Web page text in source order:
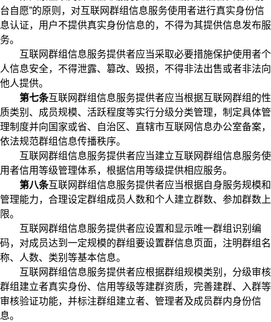
台自愿”的原则，对互联网群组信息服务使用者进行真实身份信
息认证，用户不提供真实身份信息的，不得为其提供信息发布服
务。
互联网群组信息服务提供者应当采取必要措施保护使用者个
人信息安全，不得泄露、篡改、毁损，不得非法出售或者非法向
他人提供。
第七条互联网群组信息服务提供者应当根据互联网群组的性
质类别、成员规模、活跃程度等实行分级分类管理，制定具体管
理制度并向国家或省、自治区、直辖市互联网信息办公室备案，
依法规范群组信息传播秩序。
互联网群组信息服务提供者应当建立互联网群组信息服务使
用者信用等级管理体系，根据信用等级提供相应服务。
第八条互联网群组信息服务提供者应当根据自身服务规模和
管理能力，合理设定群组成员人数和个人建立群数、参加群数上
限。
互联网群组信息服务提供者应设置和显示唯一群组识别编
码，对成员达到一定规模的群组要设置群信息页面，注明群组名
称、人数、类别等基本信息。
互联网群组信息服务提供者应根据群组规模类别，分级审核
群组建立者真实身份、信用等级等建群资质，完善建群、入群等
审核验证功能，并标注群组建立者、管理者及成员群内身份信
息。